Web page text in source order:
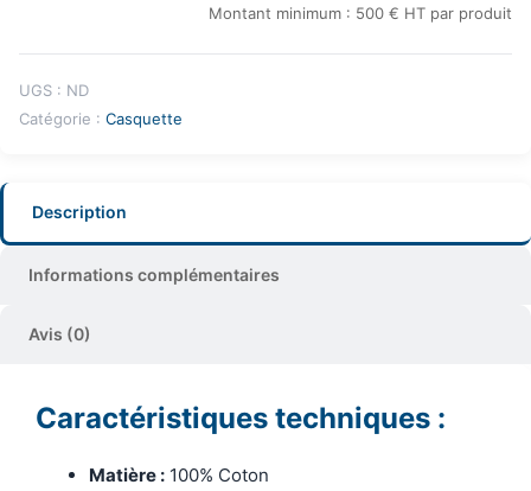
Montant minimum : 500 € HT par produit
UGS : ND
Catégorie : Casquette
Description
Informations complémentaires
Avis (0)
Caractéristiques techniques :
Matière : 100% Coton